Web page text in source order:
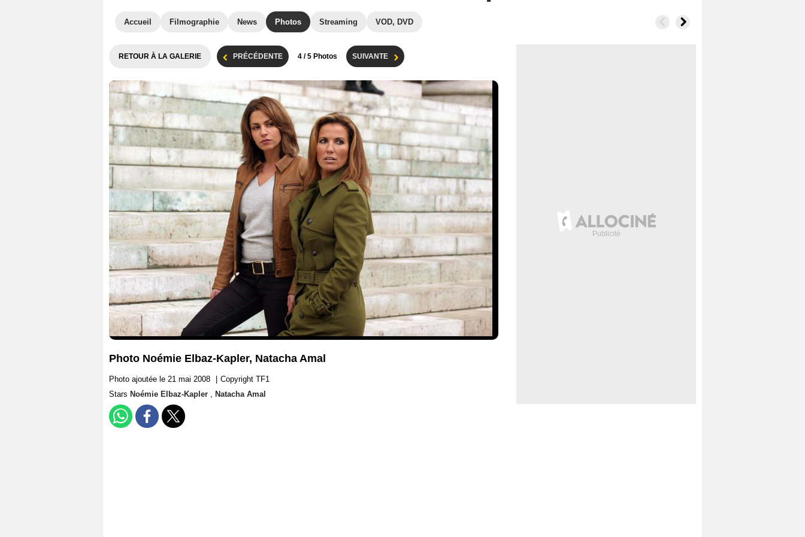
Accueil Filmographie News Photos Streaming VOD, DVD
RETOUR À LA GALERIE PRÉCÉDENTE 4 / 5 Photos SUIVANTE
Photo Noémie Elbaz-Kapler, Natacha Amal
Photo ajoutée le 21 mai 2008
Copyright TF1
Stars Noémie Elbaz-Kapler , Natacha Amal